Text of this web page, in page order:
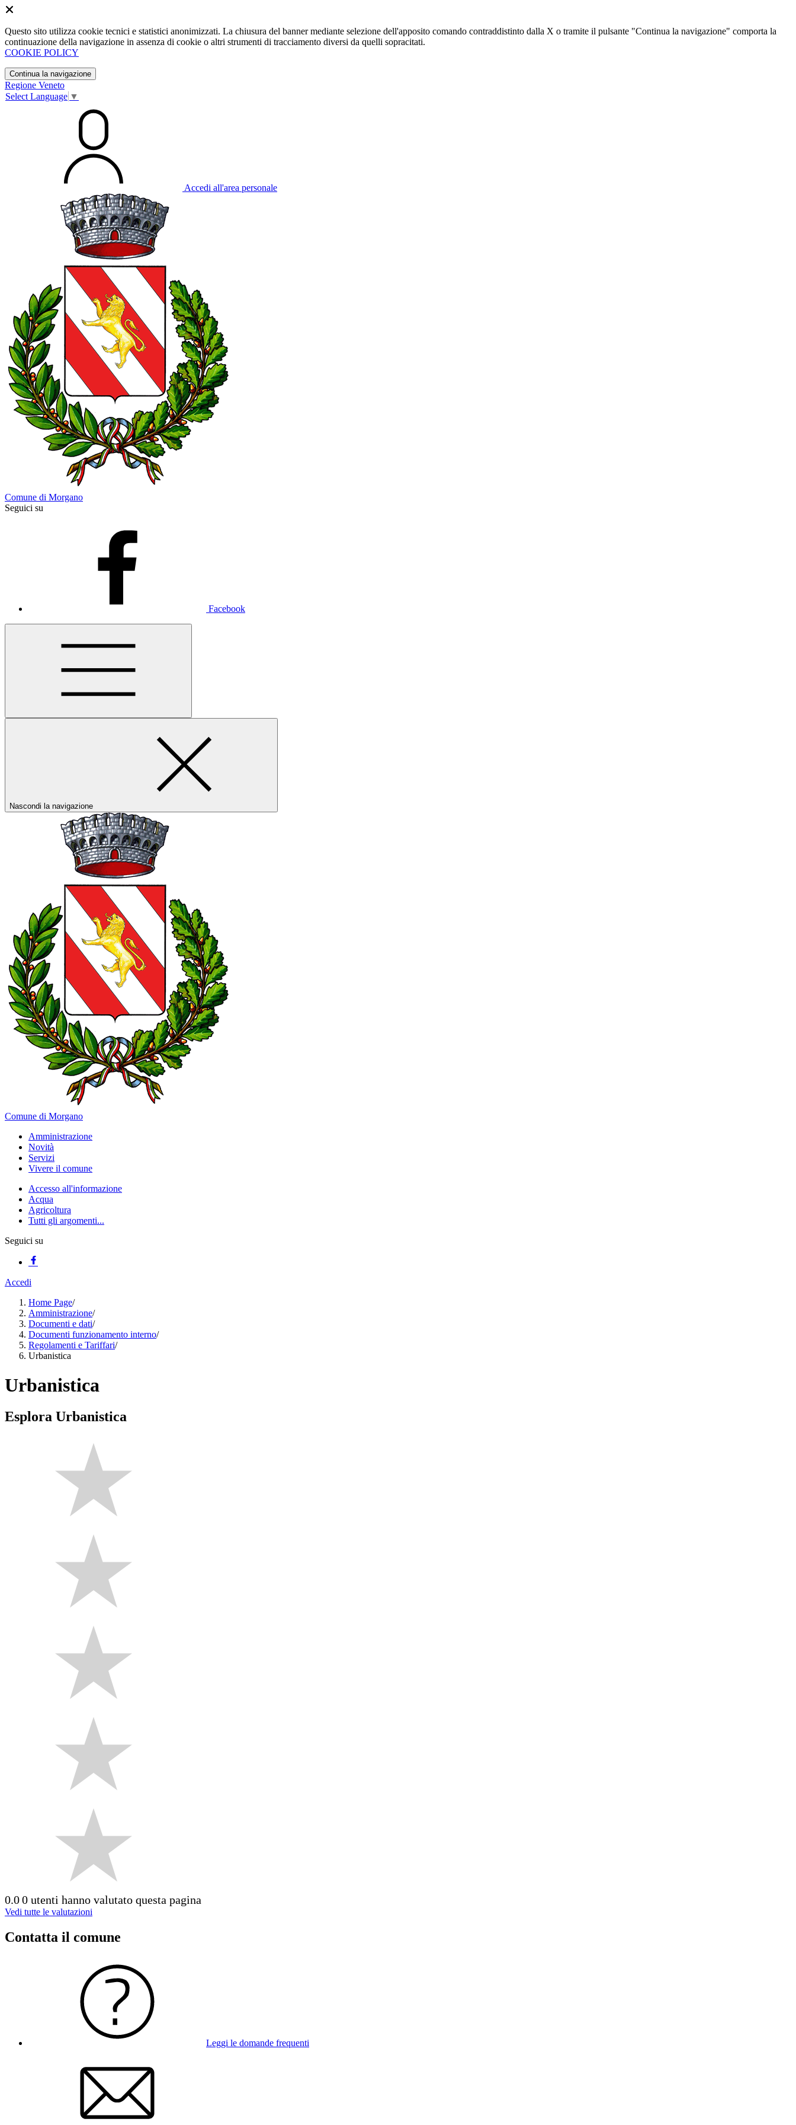
Questo sito utilizza cookie tecnici e statistici anonimizzati. La chiusura del banner mediante selezione dell'apposito comando contraddistinto dalla X o tramite il pulsante "Continua la navigazione" comporta la
continuazione della navigazione in assenza di cookie o altri strumenti di tracciamento diversi da quelli sopracitati.
COOKIE POLICY
Continua la navigazione
Regione Veneto
Select Language ▼
Accedi all'area personale
Comune di Morgano
Seguici su
Facebook
Nascondi la navigazione
Comune di Morgano
Amministrazione
Novità
Servizi
Vivere il comune
Accesso all'informazione
Acqua
Agricoltura
Tutti gli argomenti...
Seguici su
Accedi
Home Page/
Amministrazione/
Documenti e dati/
Documenti funzionamento interno/
Regolamenti e Tariffari/
Urbanistica
Urbanistica
Esplora Urbanistica
0.00 utenti hanno valutato questa pagina
Vedi tutte le valutazioni
Contatta il comune
Leggi le domande frequenti